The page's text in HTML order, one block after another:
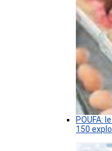
POUFA:
150